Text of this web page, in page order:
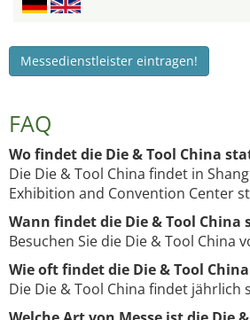
Messedienstleister eintragen!
FAQ
Wo findet die Die & Tool China
Die Die & Tool China findet in
Exhibition and Convention Center
Wann findet die Die & Tool China
Besuchen Sie die Die & Tool China
Wie oft findet die Die & Tool
Die Die & Tool China findet jährlich